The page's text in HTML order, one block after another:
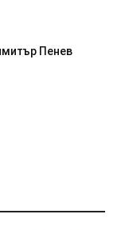
Пенев